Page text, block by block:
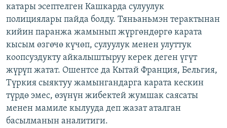
катары эсептелген Кашкарда сулуулук
полициялары пайда болду. Тяньаньмэн терактынан
кийин паранжа жамынып жүргөндөргө карата
кысым өзгөчө күчөп, сулуулук менен улуттук
коопсуздукту айкалыштыруу керек деген үгүт
жүрүп жатат. Ошентсе да Кытай Франция, Бельгия,
Түркия сыяктуу жамынгандарга карата кескин
түрдө эмес, өзүнүн жибектей жумшак саясаты
менен мамиле кылууда деп жазат аталган
басылманын аналитиги.